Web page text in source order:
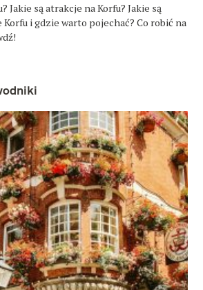
Jakie są atrakcje na Korfu? Jakie są
i gdzie warto pojechać? Co robić na